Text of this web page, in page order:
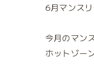
6月マンス
今月のマン
ホットゾー